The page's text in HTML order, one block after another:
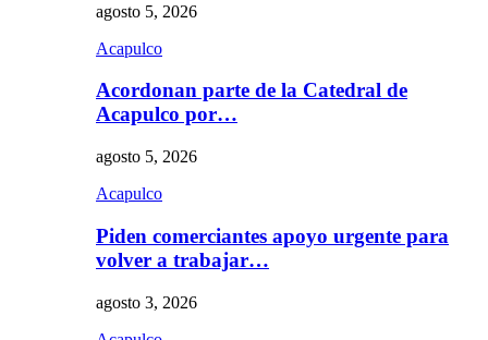
agosto 5, 2026
Acapulco
Acordonan parte de la Catedral de
Acapulco por…
agosto 5, 2026
Acapulco
Piden comerciantes apoyo urgente para
volver a trabajar…
agosto 3, 2026